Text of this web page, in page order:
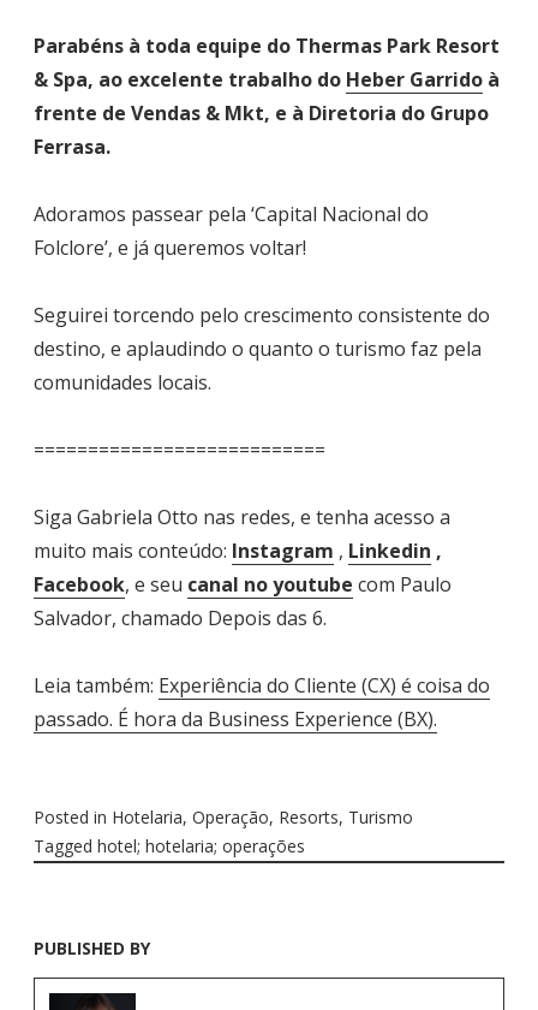
Parabéns à toda equipe do Thermas Park Resort
& Spa, ao excelente trabalho do Heber Garrido à
frente de Vendas & Mkt, e à Diretoria do Grupo
Ferrasa.
Adoramos passear pela ‘Capital Nacional do
Folclore’, e já queremos voltar!
Seguirei torcendo pelo crescimento consistente do
destino, e aplaudindo o quanto o turismo faz pela
comunidades locais.
===========================
Siga Gabriela Otto nas redes, e tenha acesso a
muito mais conteúdo: Instagram , Linkedin ,
Facebook, e seu canal no youtube com Paulo
Salvador, chamado Depois das 6.
Leia também: Experiência do Cliente (CX) é coisa do
passado. É hora da Business Experience (BX).
Posted in Hotelaria, Operação, Resorts, Turismo
Tagged hotel; hotelaria; operações
PUBLISHED BY